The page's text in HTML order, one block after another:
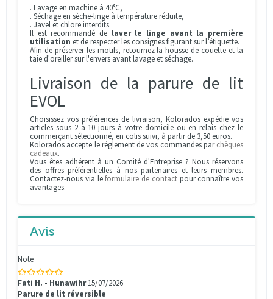
. Lavage en machine à 40°C,
. Séchage en sèche-linge à température réduite,
. Javel et chlore interdits.
Il est recommandé de laver le linge avant la première
utilisation et de respecter les consignes figurant sur l’étiquette.
Afin de préserver les motifs, retournez la housse de couette et la
taie d'oreiller sur l'envers avant lavage et séchage.
Livraison de la parure de lit
EVOL
Choisissez vos préférences de livraison, Kolorados expédie vos
articles sous 2 à 10 jours à votre domicile ou en relais chez le
commerçant sélectionné, en colis suivi, à partir de 3,50 euros.
Kolorados accepte le réglement de vos commandes parchèques
cadeaux.
Vous êtes adhérent à un Comité d'Entreprise ? Nous réservons
des offres préférentielles à nos partenaires et leurs membres.
Contactez-nous via leformulaire de contactpour connaître vos
avantages.
Avis
Note
Fati H. - Hunawihr 15/07/2026
Parure de lit réversible